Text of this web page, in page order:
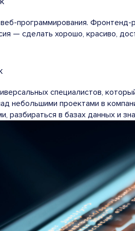
программирования. Фронтенд-
— сделать хорошо, красиво,
специалистов,
небольшими проектами в
разбираться в базах данных и